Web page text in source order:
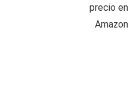
precio en
Amazon